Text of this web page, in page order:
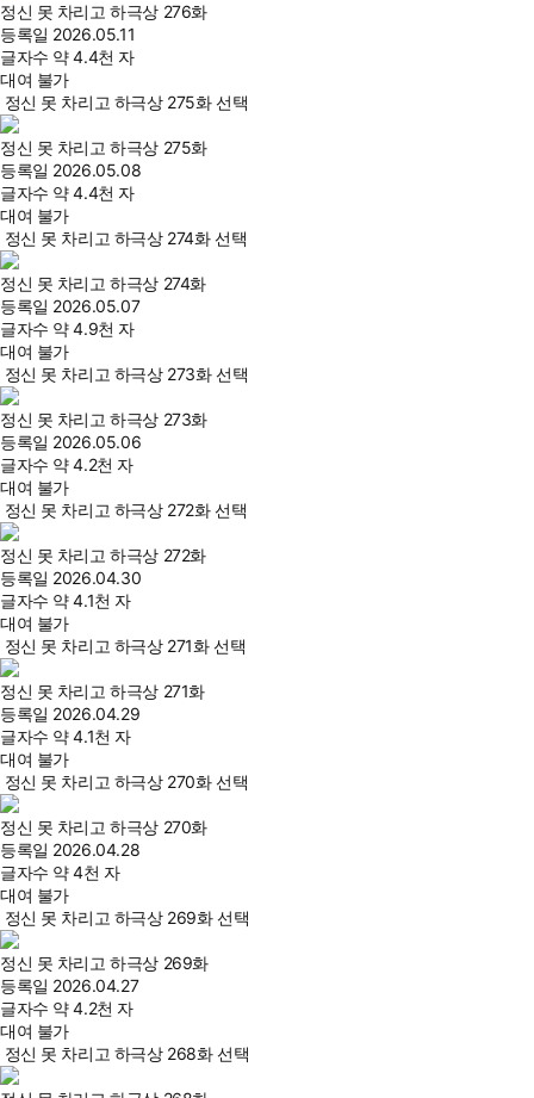
정신 못 차리고 하극상 276화
등록일 2026.05.11
글자수 약 4.4천 자
대여 불가
정신 못 차리고 하극상 275화 선택
정신 못 차리고 하극상 275화
등록일 2026.05.08
글자수 약 4.4천 자
대여 불가
정신 못 차리고 하극상 274화 선택
정신 못 차리고 하극상 274화
등록일 2026.05.07
글자수 약 4.9천 자
대여 불가
정신 못 차리고 하극상 273화 선택
정신 못 차리고 하극상 273화
등록일 2026.05.06
글자수 약 4.2천 자
대여 불가
정신 못 차리고 하극상 272화 선택
정신 못 차리고 하극상 272화
등록일 2026.04.30
글자수 약 4.1천 자
대여 불가
정신 못 차리고 하극상 271화 선택
정신 못 차리고 하극상 271화
등록일 2026.04.29
글자수 약 4.1천 자
대여 불가
정신 못 차리고 하극상 270화 선택
정신 못 차리고 하극상 270화
등록일 2026.04.28
글자수 약 4천 자
대여 불가
정신 못 차리고 하극상 269화 선택
정신 못 차리고 하극상 269화
등록일 2026.04.27
글자수 약 4.2천 자
대여 불가
정신 못 차리고 하극상 268화 선택